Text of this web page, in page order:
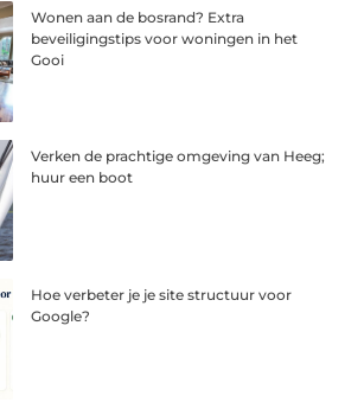
Wonen aan de bosrand? Extra
beveiligingstips voor woningen in het
Gooi
Verken de prachtige omgeving van Heeg;
huur een boot
Hoe verbeter je je site structuur voor
Google?